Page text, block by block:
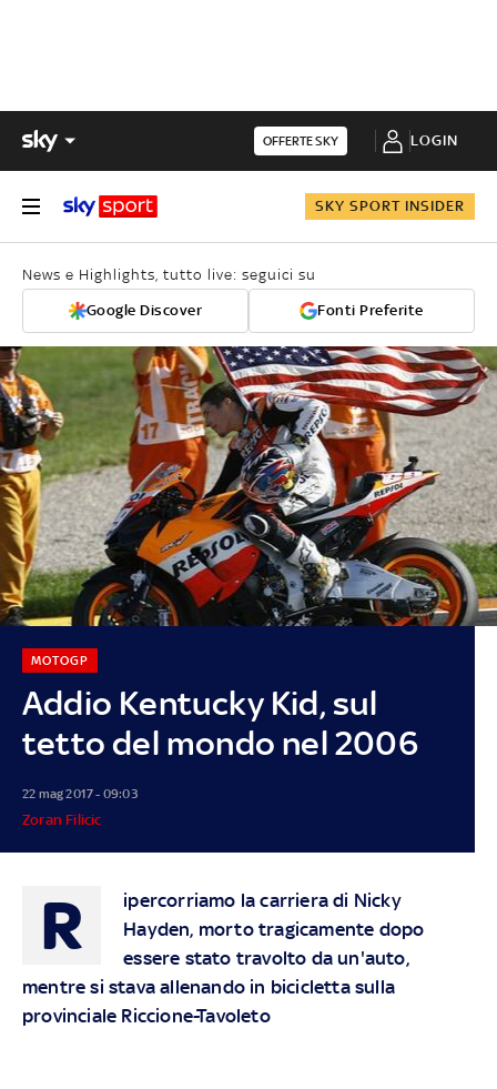
OFFERTE SKY LOGIN
SKY SPORT INSIDER
News e Highlights, tutto live: seguici su
Google Discover Fonti Preferite
Addio Kentucky Kid, sul
tetto del mondo nel 2006
MOTOGP
22 mag 2017 - 09:03
Zoran Filicic
R
ipercorriamo la carriera di Nicky
Hayden, morto tragicamente dopo
essere stato travolto da un'auto,
mentre si stava allenando in bicicletta sulla
provinciale Riccione-Tavoleto